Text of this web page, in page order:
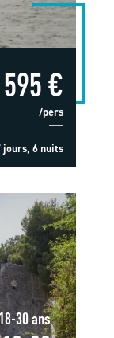
595 €
/pers
jours, 6 nuits
30 ans